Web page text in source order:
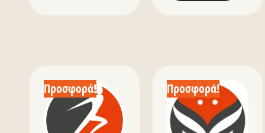
Προσφορά! Προσφορά!